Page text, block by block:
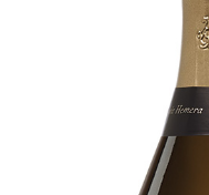
dégustation
Sommelleries
magazine